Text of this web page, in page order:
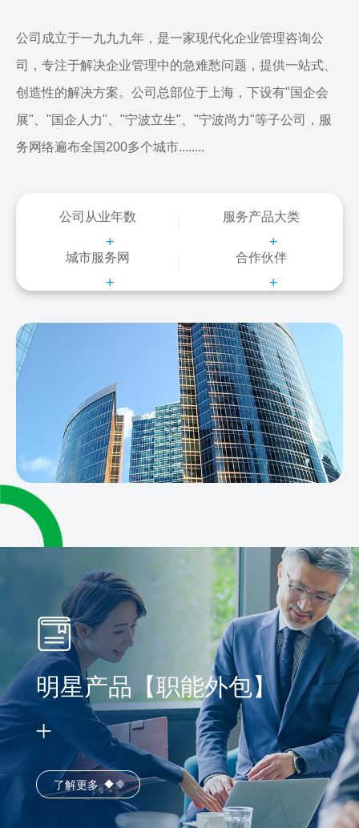
公司成立于一九九九年，是一家现代化企业管理咨询公
司，专注于解决企业管理中的急难愁问题，提供一站式、
创造性的解决方案。公司总部位于上海，下设有"国企会
展"、"国企人力"、"宁波立生"、"宁波尚力"等子公司，服
务网络遍布全国200多个城市........
公司从业年数
+
服务产品大类
+
城市服务网
+
合作伙伴
+
明星产品【职能外包】
了解更多